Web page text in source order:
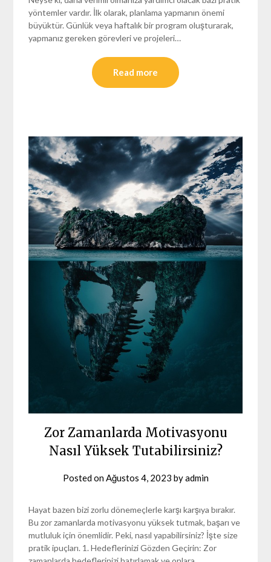
yöntemler vardır. İlk olarak, planlama yapmanın önemi
büyüktür. Günlük veya haftalık bir program oluşturarak,
yapmanız gereken görevleri ve projeleri…
Read more
Zor Zamanlarda Motivasyonu
Nasıl Yüksek Tutabilirsiniz?
Posted onAğustos 4, 2023 byadmin
Hayat bazen bizi zorlu dönemeçlerle karşı karşıya bırakır.
Bu zor zamanlarda motivasyonu yüksek tutmak, başarı ve
mutluluk için önemlidir. Peki, nasıl yapabilirsiniz? İşte size
pratik ipuçları. 1. Hedeflerinizi Gözden Geçirin: Zor